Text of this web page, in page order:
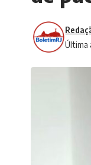
Última